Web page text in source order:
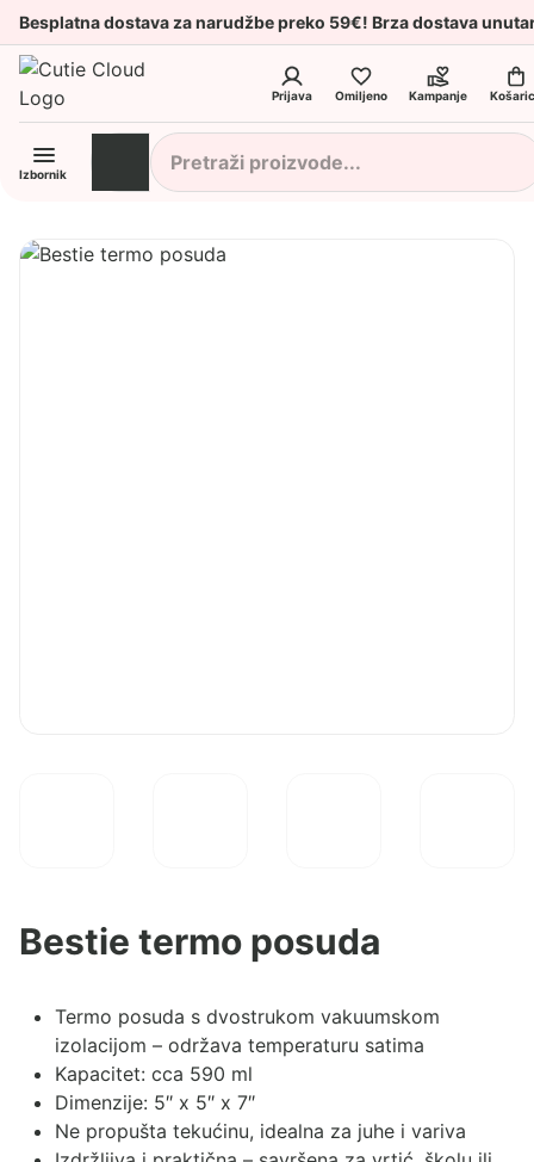
Besplatna dostava za narudžbe preko 59€! Brza dostava
Prijava Omiljeno Kampanje
Izbornik
Bestie termo posuda
Termo posuda s dvostrukom vakuumskom
izolacijom – održava temperaturu satima
Kapacitet: cca 590 ml
Dimenzije: 5″ x 5″ x 7″
Ne propušta tekućinu, idealna za juhe i variva